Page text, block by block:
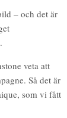
– och det är
veta att
Så det är
som vi fått